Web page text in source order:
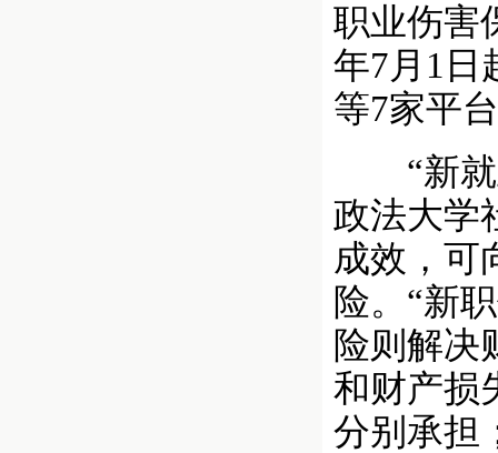
职业伤害
年7月1日
等7家平
“新就
政法大学
成效，可
险。“新
险则解决
和财产损
分别承担